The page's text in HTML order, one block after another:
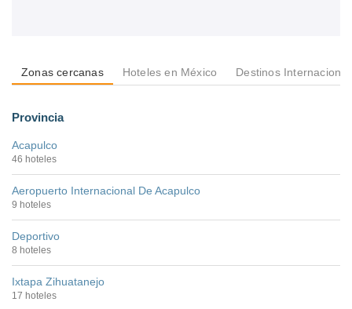
Zonas cercanas Hoteles en México Destinos
Provincia
Acapulco
46 hoteles
Aeropuerto Internacional De Acapulco
9 hoteles
Deportivo
8 hoteles
Ixtapa Zihuatanejo
17 hoteles